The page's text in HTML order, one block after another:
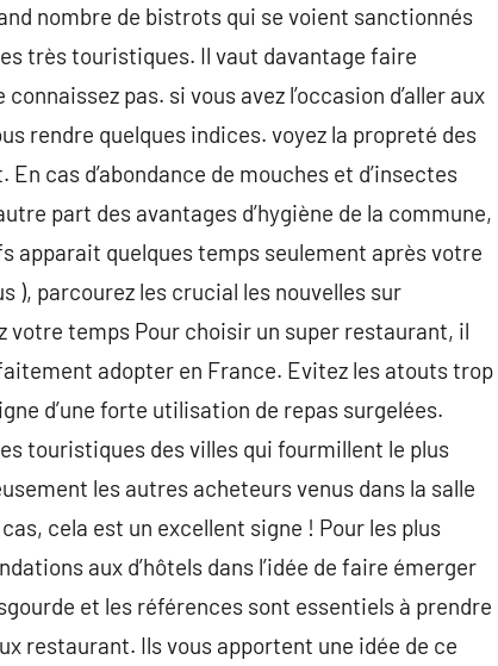
nombre de bistrots qui se voient sanctionnés
très touristiques. Il vaut davantage faire
pas. si vous avez l’occasion d’aller aux
rendre quelques indices. voyez la propreté des
cas d’abondance de mouches et d’insectes
part des avantages d’hygiène de la commune,
quelques temps seulement après votre
), parcourez les crucial les nouvelles sur
votre temps Pour choisir un super restaurant, il
adopter en France. Evitez les atouts trop
d’une forte utilisation de repas surgelées.
touristiques des villes qui fourmillent le plus
les autres acheteurs venus dans la salle
cela est un excellent signe ! Pour les plus
aux d’hôtels dans l’idée de faire émerger
et les références sont essentiels à prendre
restaurant. Ils vous apportent une idée de ce